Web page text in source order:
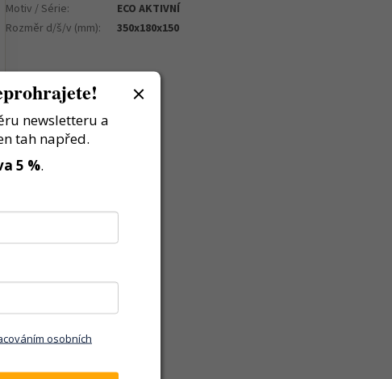
Motiv / Série:
ECO AKTIVNÍ
Rozměr d/š/v (mm): 350x180x150
newsletteru a
tah napřed.
5 %.
osobních